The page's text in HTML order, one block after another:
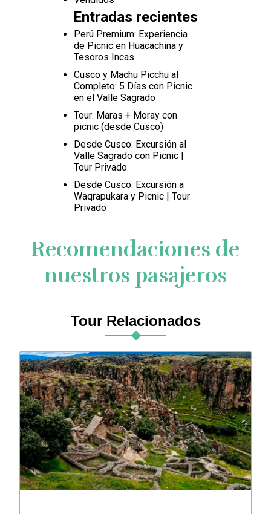
Entradas recientes
Perú Premium: Experiencia
de Picnic en Huacachina y
Tesoros Incas
Cusco y Machu Picchu al
Completo: 5 Días con Picnic
en el Valle Sagrado
Tour: Maras + Moray con
picnic (desde Cusco)
Desde Cusco: Excursión al
Valle Sagrado con Picnic |
Tour Privado
Desde Cusco: Excursión a
Waqrapukara y Picnic | Tour
Privado
Recomendaciones de
nuestros pasajeros
Tour Relacionados